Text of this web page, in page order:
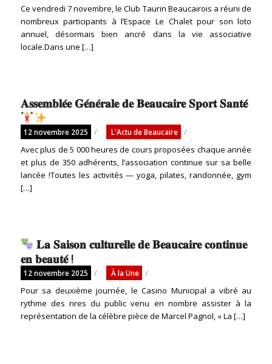
Ce vendredi 7 novembre, le Club Taurin Beaucairois a réuni de
nombreux participants à l’Espace Le Chalet pour son loto
annuel, désormais bien ancré dans la vie associative
locale.Dans une […]
𝐀𝐬𝐬𝐞𝐦𝐛𝐥𝐞́𝐞 𝐆𝐞́𝐧𝐞́𝐫𝐚𝐥𝐞 𝐝𝐞 𝐁𝐞𝐚𝐮𝐜𝐚𝐢𝐫𝐞 𝐒𝐩𝐨𝐫𝐭 𝐒𝐚𝐧𝐭𝐞́
12 novembre 2025 / L'Actu de Beaucaire
/
Avec plus de 5 000 heures de cours proposées chaque année
et plus de 350 adhérents, l’association continue sur sa belle
lancée !Toutes les activités — yoga, pilates, randonnée, gym
[…]
𝐋𝐚 𝐒𝐚𝐢𝐬𝐨𝐧 𝐜𝐮𝐥𝐭𝐮𝐫𝐞𝐥𝐥𝐞 𝐝𝐞 𝐁𝐞𝐚𝐮𝐜𝐚𝐢𝐫𝐞 𝐜𝐨𝐧𝐭𝐢𝐧𝐮𝐞
𝐞𝐧 𝐛𝐞𝐚𝐮𝐭𝐞́ !
12 novembre 2025 / À la Une
/
Pour sa deuxième journée, le Casino Municipal a vibré au
rythme des rires du public venu en nombre assister à la
représentation de la célèbre pièce de Marcel Pagnol, « La […]